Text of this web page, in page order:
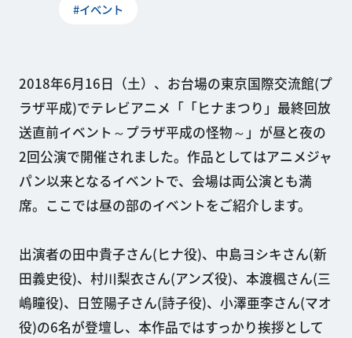
#イベント
2018年6月16日（土）、お台場の東京国際交流館(プ
ラザ平成)でテレビアニメ「「ヒナまつり」最終回放
送直前イベント～プラザ平成の怪物～」が昼と夜の
2回公演で開催されました。作品としてはアニメジャ
パン以来となるイベントで、会場は両公演とも満
席。ここでは昼の部のイベントをご紹介します。
出演者の田中貴子さん(ヒナ役)、中島ヨシキさん(新
田義史役)、村川梨衣さん(アンズ役)、本渡楓さん(三
嶋瞳役)、日笠陽子さん(詩子役)、小澤亜李さん(マオ
役)の6名が登壇し、本作品ではすっかり挨拶として